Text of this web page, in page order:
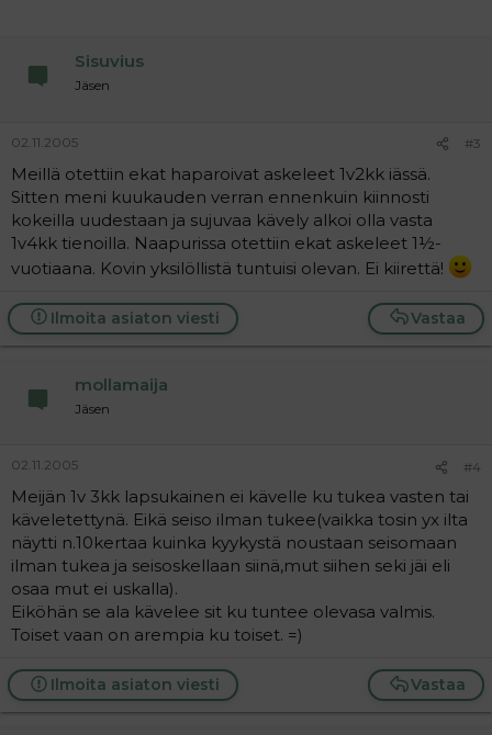
Sisuvius
Jäsen
02.11.2005 #3
Meillä otettiin ekat haparoivat askeleet 1v2kk iässä.
Sitten meni kuukauden verran ennenkuin kiinnosti
kokeilla uudestaan ja sujuvaa kävely alkoi olla vasta
1v4kk tienoilla. Naapurissa otettiin ekat askeleet 1½-
vuotiaana. Kovin yksilöllistä tuntuisi olevan. Ei kiirettä!
Vastaa
Ilmoita asiaton viesti
mollamaija
Jäsen
02.11.2005 #4
Meijän 1v 3kk lapsukainen ei kävelle ku tukea vasten tai
käveletettynä. Eikä seiso ilman tukee(vaikka tosin yx ilta
näytti n.10kertaa kuinka kyykystä noustaan seisomaan
ilman tukea ja seisoskellaan siinä,mut siihen seki jäi eli
osaa mut ei uskalla).
Eiköhän se ala kävelee sit ku tuntee olevasa valmis.
Toiset vaan on arempia ku toiset. =)
Vastaa
Ilmoita asiaton viesti